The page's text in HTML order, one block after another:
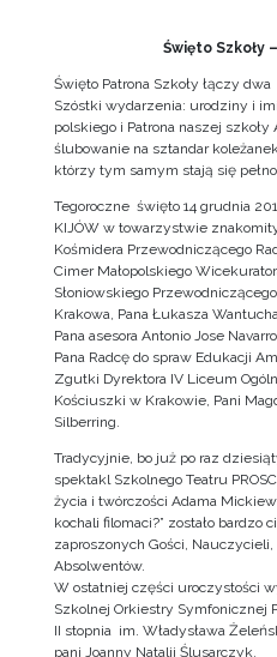
Święto Szkoły
Święto Patrona Szkoły łączy
Szóstki wydarzenia: urodziny i
polskiego i Patrona naszej
ślubowanie na sztandar
którzy tym samym stają się
Tegoroczne święto 14 grudnia
KIJÓW w towarzystwie
Kośmidera Przewodniczącego
Cimer Małopolskiego
Słoniowskiego
Krakowa, Pana Łukasza
Pana asesora Antonio Jose
Pana Radcę do spraw Edukacji
Zgutki Dyrektora IV Liceum
Kościuszki w Krakowie, Pani
Silberring.
Tradycyjnie, bo już po raz
spektakl Szkolnego Teatru
życia i twórczości Adama
kochali filomaci?” zostało bardzo
zaproszonych Gości,
Absolwentów.
W ostatniej części uroczystości
Szkolnej Orkiestry Symfonicznej
II stopnia im. Władysława
pani Joanny Natalii Ślusarczyk.